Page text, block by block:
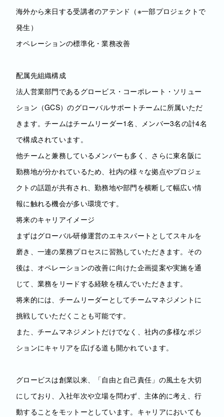
海外から来日する受講者のアテンド（※一部プロジェクトで
発生）
オペレーションの標準化・業務改善
配属先組織構成
法人営業部門であるグロービス・コーポレート・ソリュー
ション（GCS）のグローバルサポートチームに所属いただ
きます。チームはチームリーダー1名、メンバー3名の計4名
で構成されています。
他チームと兼務しているメンバーも多く、さらに東名阪に
勤務地が分かれているため、社内の様々な拠点やプロジェ
クトの話題が共有され、勤務地や部門を横断して幅広い情
報に触れる機会が多い環境です。
将来のキャリアイメージ
まずはグローバル研修運営のエキスパートとしてスキルを
磨き、一連の業務プロセスに習熟していただきます。その
後は、オペレーションの改善に向けた企画提案や実施を通
じて、業務をリードする経験を積んでいただきます。
将来的には、チームリーダーとしてチームマネジメントに
挑戦していただくことも可能です。
また、チームマネジメントだけでなく、社内の多様なポジ
ションにキャリアを広げる道も開かれています。
グロービスは創業以来、「自由と自己責任」の風土を大切
にしており、入社年次や立場を問わず、主体的に考え、行
動することをモットーとしています。キャリアにおいても